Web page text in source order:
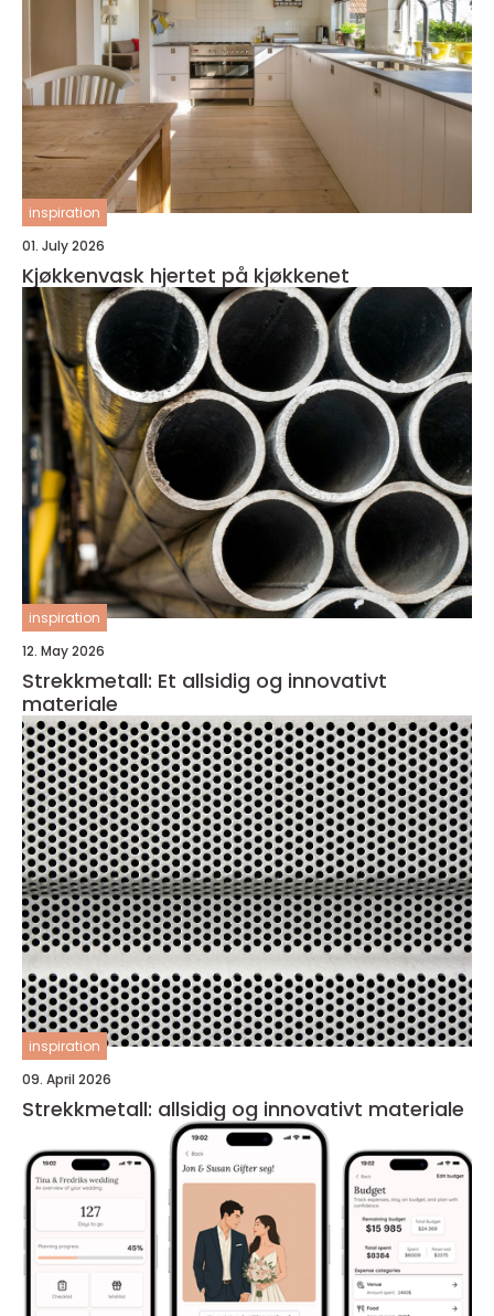
inspiration
01. July 2026
Kjøkkenvask hjertet på kjøkkenet
inspiration
12. May 2026
Strekkmetall: Et allsidig og innovativt
materiale
inspiration
09. April 2026
Strekkmetall: allsidig og innovativt materiale